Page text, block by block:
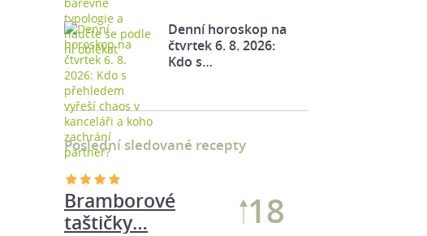
Denní horoskop na
čtvrtek 6. 8. 2026:
Kdo s…
Poslední sledované recepty
Bramborové
taštičky…
18